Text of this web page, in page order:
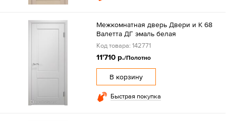
Межкомнатная дверь Двери и К 68
Валетта ДГ эмаль белая
Код товара: 142771
11'710 р./Полотно
В корзину
Быстрая покупка